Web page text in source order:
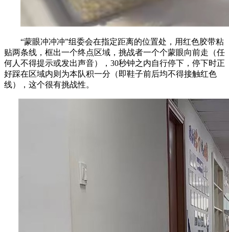
“蒙眼冲冲冲”组委会在指定距离的位置处，用红色胶带粘
贴两条线，框出一个终点区域，挑战者一个个蒙眼向前走（任
何人不得提示或发出声音）， 30秒钟之内自行停下 ，停下时正
好踩在区域内则为本队积一分（即鞋子前后均不得接触红色
线），这个很有挑战性。